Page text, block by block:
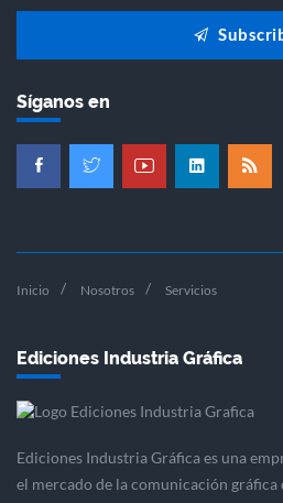
Síganos en
Inicio Nosotros Servicios
Ediciones Industria Gráfica
Ediciones Industria Gráfica es una
el mercado de la comunicación gráfica